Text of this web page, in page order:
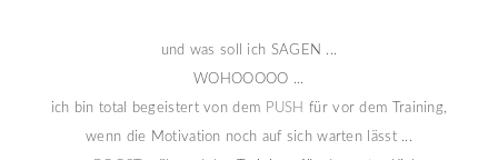
und was soll ich SAGEN ...
WOHOOOOO ...
ich bin total begeistert von dem PUSH für vor dem Training,
wenn die Motivation noch auf sich warten lässt ...